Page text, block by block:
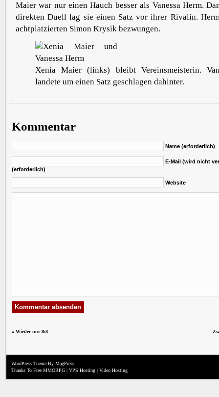
Maier war nur einen Hauch besser als Vanessa Herm.
direkten Duell lag sie einen Satz vor ihrer Rivalin.
achtplatzierten Simon Krysik bezwungen.
Xenia Maier (links) bleibt Vereinsmeisterin.
landete um einen Satz geschlagen dahinter.
Kommentar
Name (erforderlich)
E-Mail (wird nicht
(erforderlich)
Website
« Wieder nur 8:8
WordPress Theme By MagPress
Thanks To Free MMORPG | VPS Hosting | Video Hosting